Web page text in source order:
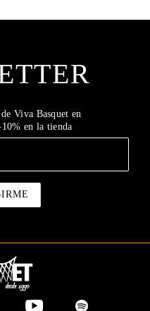
Viva Basquet en
en la tienda